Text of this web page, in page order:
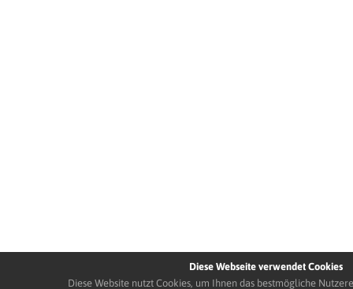
Diese Webseite verwendet Cookies
Diese Website nutzt Cookies, um Ihnen das bestmögliche